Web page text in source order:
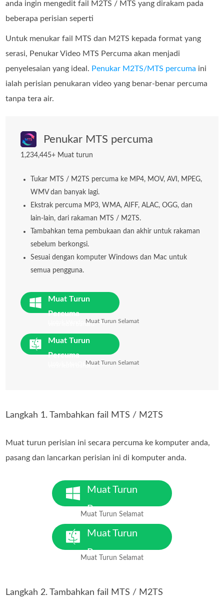
anda ingin mengedit fail M2TS / MTS yang dirakam pada
beberapa perisian seperti
Untuk menukar fail MTS dan M2TS kepada format yang
serasi, Penukar Video MTS Percuma akan menjadi
penyelesaian yang ideal. Penukar M2TS/MTS percuma ini
ialah perisian penukaran video yang benar‑benar percuma
tanpa tera air.
Penukar MTS percuma
1,234,445+ Muat turun
Tukar MTS / M2TS percuma ke MP4, MOV, AVI, MPEG,
WMV dan banyak lagi.
Ekstrak percuma MP3, WMA, AIFF, ALAC, OGG, dan
lain-lain, dari rakaman MTS / M2TS.
Tambahkan tema pembukaan dan akhir untuk rakaman
sebelum berkongsi.
Sesuai dengan komputer Windows dan Mac untuk
semua pengguna.
Muat Turun
Percuma
Untuk Windows 7 atau
versi lebih baharuMuat Turun Selamat
Muat Turun
Percuma
Untuk MacOS 10.7 atau
versi lebih baharuMuat Turun Selamat
Langkah 1. Tambahkan fail MTS / M2TS
Muat turun perisian ini secara percuma ke komputer anda,
pasang dan lancarkan perisian ini di komputer anda.
Muat Turun
Percuma
Muat Turun Selamat
Muat Turun
Percuma
Muat Turun Selamat
Langkah 2. Tambahkan fail MTS / M2TS